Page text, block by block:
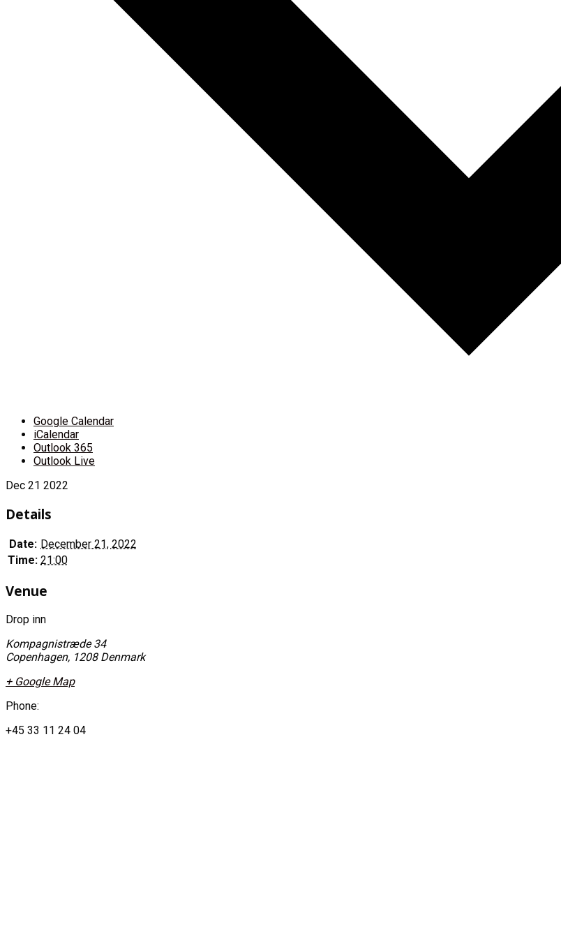
Google Calendar
iCalendar
Outlook 365
Outlook Live
Dec 21 2022
Details
Date: December 21, 2022
Time: 21:00
Venue
Drop inn
Kompagnistræde 34
Copenhagen, 1208 Denmark
+ Google Map
Phone:
+45 33 11 24 04